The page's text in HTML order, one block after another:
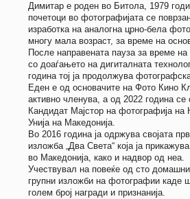
Димитар е роден во Битола, 1979
почетоци во фотографијата се
изработка на аналогна црно-бела
многу мала возраст, за време на
После направената пауза за време на
со доаѓањето на дигиталната
година тој ја продолжува
Еден е од основачите на Фото Кино
активно членува, а од 2022 година се
Кандидат Мајстор на фотографија на
Унија на Македонија.
Во 2016 година ја одржува својата
изложба „Два Света“ која ја
во Македонија, како и надвор од неа.
Учествувал на повеќе од сто
групни изложби на фотографии каде
голем број награди и признанија.